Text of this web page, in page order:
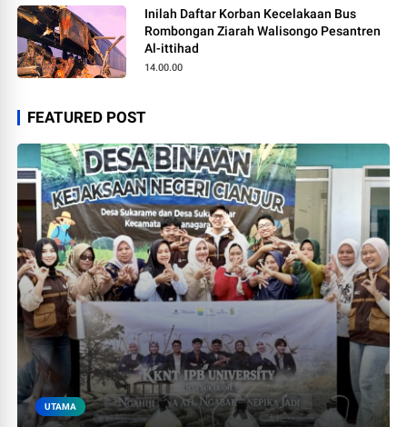
Inilah Daftar Korban Kecelakaan Bus
Rombongan Ziarah Walisongo Pesantren
Al-ittihad
14.00.00
FEATURED POST
UTAMA